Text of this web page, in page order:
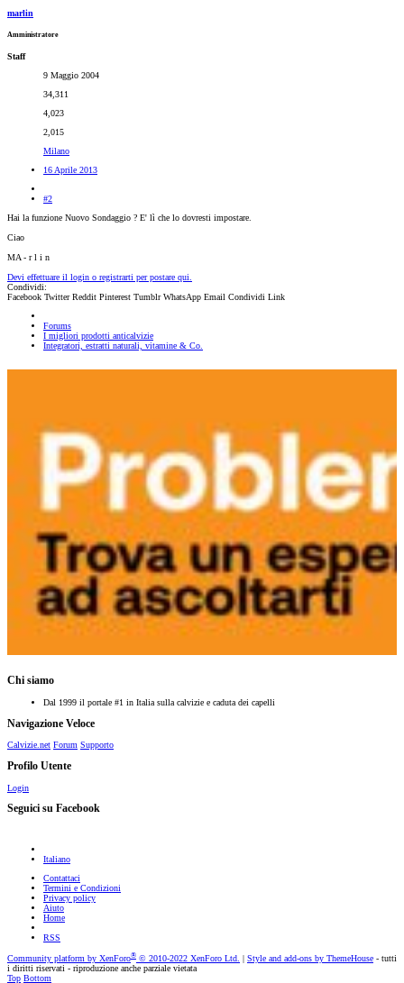
marlin
Amministratore
Staff
9 Maggio 2004
34,311
4,023
2,015
Milano
16 Aprile 2013
#2
Hai la funzione Nuovo Sondaggio ? E' lì che lo dovresti impostare.
Ciao
MA - r l i n
Devi effettuare il login o registrarti per postare qui.
Condividi:
Facebook Twitter Reddit Pinterest Tumblr WhatsApp Email Condividi Link
Forums
I migliori prodotti anticalvizie
Integratori, estratti naturali, vitamine & Co.
Chi siamo
Dal 1999 il portale #1 in Italia sulla calvizie e caduta dei capelli
Navigazione Veloce
Calvizie.net Forum Supporto
Profilo Utente
Login
Seguici su Facebook
Italiano
Contattaci
Termini e Condizioni
Privacy policy
Aiuto
Home
RSS
Community platform by XenForo® © 2010-2022 XenForo Ltd. Style and add-ons by ThemeHouse - tutti
i diritti riservati - riproduzione anche parziale vietata
Top Bottom